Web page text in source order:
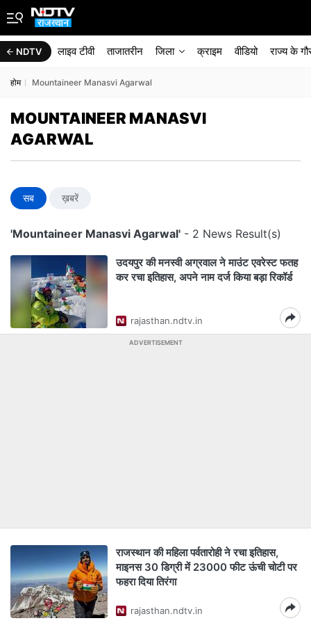
NDTV लाइव टीवी ताजातरीन जिला क्राइम वीडियो राज्‍य के
होम Mountaineer Manasvi Agarwal
MOUNTAINEER MANASVI
AGARWAL
सब ख़बरें
'Mountaineer Manasvi Agarwal' - 2 News Result(s)
उदयपुर की मनस्वी अग्रवाल ने माउंट एवरेस्ट फतह
कर रचा इतिहास, अपने नाम दर्ज किया बड़ा रिकॉर्ड
rajasthan.ndtv.in
ADVERTISEMENT
राजस्थान की महिला पर्वतारोही ने रचा इतिहास,
माइनस 30 डिग्री में 23000 फीट ऊंची चोटी पर
फहरा दिया तिरंगा
rajasthan.ndtv.in